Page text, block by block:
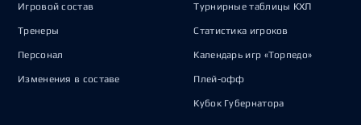
Игровой состав
Тренеры
Персонал
Изменения в составе
Турнирные таблицы КХЛ
Статистика игроков
Календарь игр «Торпедо»
Плей-офф
Кубок Губернатора